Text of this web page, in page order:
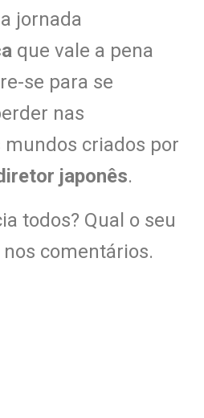
jornada
que vale a pena
se para se
nas
criados por
japonês.
todos? Qual o seu
comentários.